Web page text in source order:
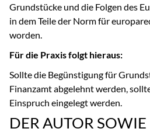
Grundstücke und die Folgen des
in dem Teile der Norm für
worden.
Für die Praxis folgt hieraus:
Sollte die Begünstigung für
Finanzamt abgelehnt werden,
Einspruch eingelegt werden.
DER AUTOR SOWIE